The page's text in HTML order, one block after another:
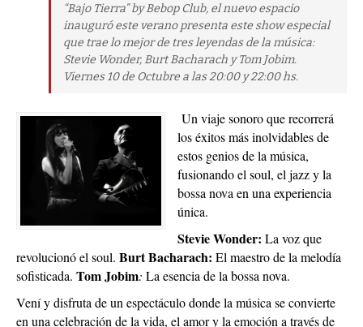
“Bajo Tierra” by Bebop Club, el nuevo espacio
inauguró este verano presenta este show especial
que trae lo mejor de tres leyendas de la música:
Stevie Wonder, Burt Bacharach y Tom Jobim.
Viernes 10 de Octubre a las 20:00 y 22:00 hs.
Un viaje sonoro que recorrerá
los éxitos más inolvidables de
estos genios de la música,
fusionando el soul, el jazz y la
bossa nova en una experiencia
única.
Stevie Wonder: La voz que
revolucionó el soul. Burt Bacharach: El maestro de la melodía
sofisticada. Tom Jobim: La esencia de la bossa nova.
Vení y disfruta de un espectáculo donde la música se convierte
en una celebración de la vida, el amor y la emoción a través de